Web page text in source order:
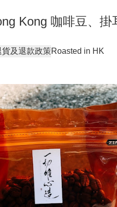
Kong 咖啡豆、
貨及退款政策Roasted in HK